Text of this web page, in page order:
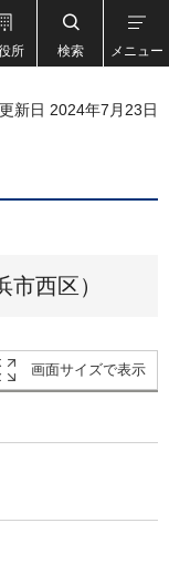
所 検索 メニュー
新日 2024年7月23日
西区）
画面サイズで表示